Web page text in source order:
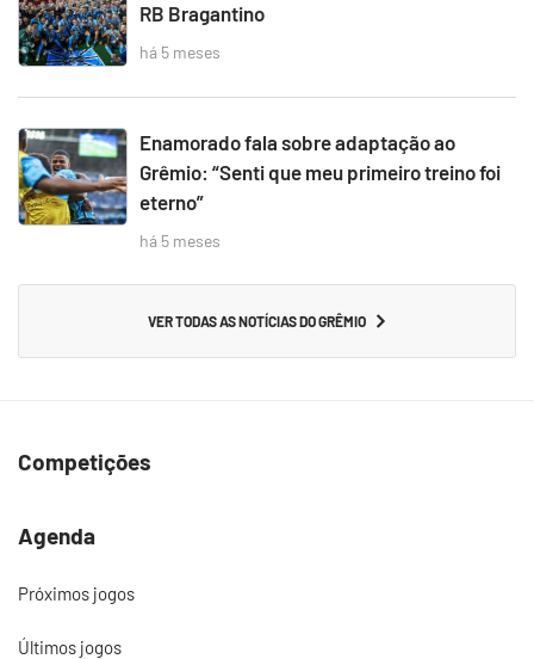
RB Bragantino
há 5 meses
Enamorado fala sobre adaptação ao
Grêmio: “Senti que meu primeiro treino foi
eterno”
há 5 meses
VER TODAS AS NOTÍCIAS DO GRÊMIO
Competições
Agenda
Próximos jogos
Últimos jogos